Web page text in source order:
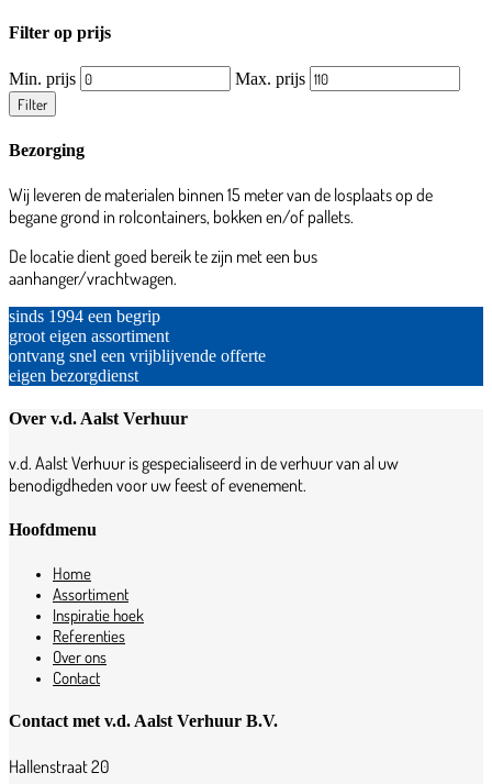
Filter op prijs
Min. prijs
Max. prijs
Filter
Bezorging
Wij leveren de materialen binnen 15 meter van de losplaats op de
begane grond in rolcontainers, bokken en/of pallets.
De locatie dient goed bereik te zijn met een bus
aanhanger/vrachtwagen.
sinds 1994 een begrip
groot eigen assortiment
ontvang snel een vrijblijvende offerte
eigen bezorgdienst
Over v.d. Aalst Verhuur
v.d. Aalst Verhuur is gespecialiseerd in de verhuur van al uw
benodigdheden voor uw feest of evenement.
Hoofdmenu
Home
Assortiment
Inspiratie hoek
Referenties
Over ons
Contact
Contact met v.d. Aalst Verhuur B.V.
Hallenstraat 20